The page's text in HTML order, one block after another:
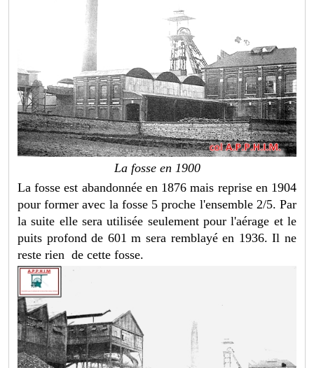
La fosse en 1900
La fosse est abandonnée en 1876 mais reprise en 1904
pour former avec la fosse 5 proche l'ensemble 2/5. Par
la suite elle sera utilisée seulement pour l'aérage et le
puits profond de 601 m sera remblayé en 1936. Il ne
reste rien de cette fosse.